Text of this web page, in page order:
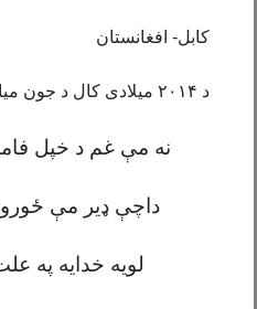
کابل- افغانستان
د ۲۰۱۴ میلادی کال د جون میاشت
نه مې غم د خپل
داچې ډیر مې
لویه خدایه په